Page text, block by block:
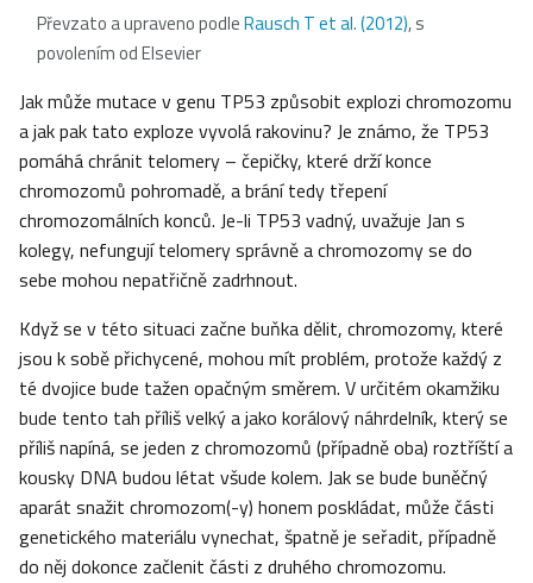
Převzato a upraveno podleRausch T et al. (2012), s
povolením od Elsevier
Jak může mutace v genu TP53 způsobit explozi chromozomu
a jak pak tato exploze vyvolá rakovinu? Je známo, že TP53
pomáhá chránit telomery – čepičky, které drží konce
chromozomů pohromadě, a brání tedy třepení
chromozomálních konců. Je-li TP53 vadný, uvažuje Jan s
kolegy, nefungují telomery správně a chromozomy se do
sebe mohou nepatřičně zadrhnout.
Když se v této situaci začne buňka dělit, chromozomy, které
jsou k sobě přichycené, mohou mít problém, protože každý z
té dvojice bude tažen opačným směrem. V určitém okamžiku
bude tento tah příliš velký a jako korálový náhrdelník, který se
příliš napíná, se jeden z chromozomů (případně oba) roztříští a
kousky DNA budou létat všude kolem. Jak se bude buněčný
aparát snažit chromozom(-y) honem poskládat, může části
genetického materiálu vynechat, špatně je seřadit, případně
do něj dokonce začlenit části z druhého chromozomu.